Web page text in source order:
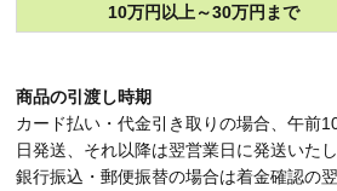
10万円以上～30万円まで
商品の引渡し時期
カード払い・代金引き取りの場合、午前
日発送、それ以降は翌営業日に発送いたし
銀行振込・郵便振替の場合は着金確認の